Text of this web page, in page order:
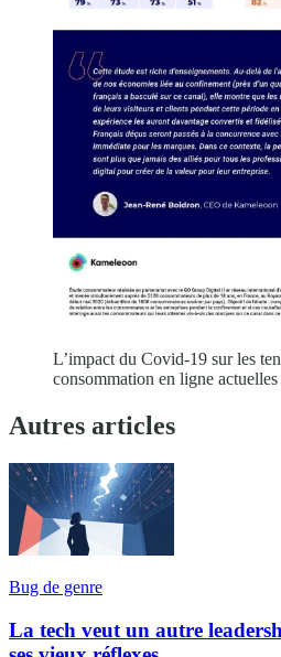
L’impact du Covid-19 sur les
consommation en ligne
Autres articles
Bug de genre
La tech veut un autre